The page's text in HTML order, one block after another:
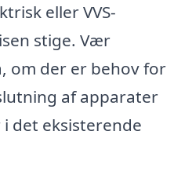
eller VVS-
stige. Vær
om der er behov for
af apparater
det eksisterende